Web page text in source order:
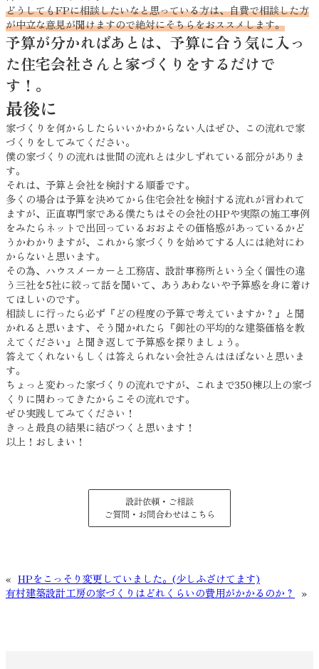
どうしてもFPに相談したいなと思っている方は、自費で相談した方
が中立な意見が聞けますので絶対にそちらをおススメします。
予算が分かればあとは、予算に合う気に入っ
た住宅会社さんと家づくりをするだけで
す！。
最後に
家づくりを何からしたらいいかわからない人はぜひ、この流れで家
づくりをしてみてください。
僕の家づくりの流れは世間の流れとは少しずれている部分がありま
す。
それは、予算と会社を検討する順番です。
多くの場合は予算を決めてから住宅会社を検討する流れが言われて
ますが、正直専門家である僕たちはその会社のHPや実際の施工事例
をみたらネットで出回っているおおよその価格感があっているかど
うかわかりますが、これから家づくりを始めてする人には絶対にわ
からないと思います。
その為、ハウスメーカーと工務店、設計事務所という全く個性の違
う三社を5社に絞って話を聞いて、あうあわないや予算感を身に着け
てほしいのです。
相談しに行ったら必ず『どの程度の予算で考えていますか？』と聞
かれると思います、そう聞かれたら『御社の平均的な建築価格を教
えてください』と聞き返して予算感を探りましょう。
答えてくれないもしくは答えられない会社さんはほぼないと思いま
す。
ちょっと変わった家づくりの流れですが、これまで350棟以上の家づ
くりに関わってきたからこその流れです。
ぜひ実践してみてください！
きっと最良の結果に結びつくと思います！
以上！おしまい！
設計依頼・ご相談
ご質問・お問合わせはこちら
« HPをこっそり変更していました。(少しふざけてます)
有村建築設計工房の家づくりはどれくらいの費用がかかるのか？
»